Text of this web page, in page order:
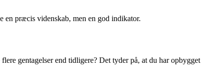
præcis videnskab, men en god indikator.
gentagelser end tidligere? Det tyder på, at du har opbygget